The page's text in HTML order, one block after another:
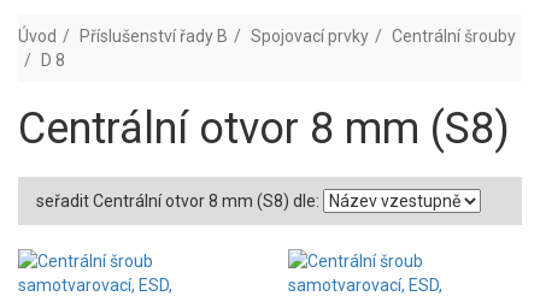
Úvod Příslušenství řady B Spojovací prvky
Centrální šrouby
D 8
Centrální otvor 8 mm (S8)
seřadit Centrální otvor 8 mm (S8) dle: